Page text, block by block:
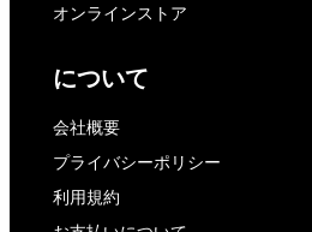
オンラインストア
について
会社概要
プライバシーポリシー
利用規約